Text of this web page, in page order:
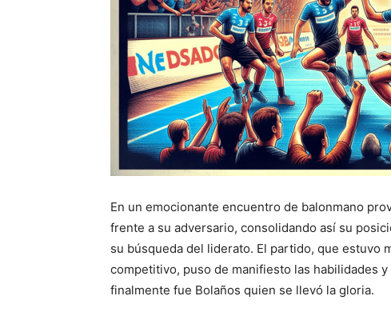
En un emocionante encuentro de balonmano
frente a su adversario, consolidando así su
su búsqueda del liderato. El partido, que estuvo
competitivo, puso de manifiesto las habilidades
finalmente fue Bolaños quien se llevó la gloria.